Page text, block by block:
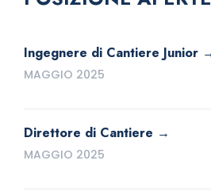
Ingegnere di Cantiere Junior
MAGGIO 2025
Direttore di Cantiere
MAGGIO 2025